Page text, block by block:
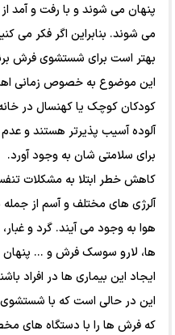
پنهان می شوند و با رفت و آمد
می شوند. بنابراین اگر فکر می
بهتر است برای شستشوی فرش
این موضوع به خصوص زمانی
کودکان کوچک یا کهنسال در خانه
آلوده آسیب پذیرتر هستند و
برای سلامتی شان به وجود آورد.
کاهش خطر ابتلا به مشکلات
آلرژی های مختلف و آسم از جمله
هوا به وجود می آیند. گرد و
ها، لارو سوسک فرش و ... پنهان
ایجاد این بیماری ها در افراد
این در حالی است که با
که فرش ها را با دستگاه